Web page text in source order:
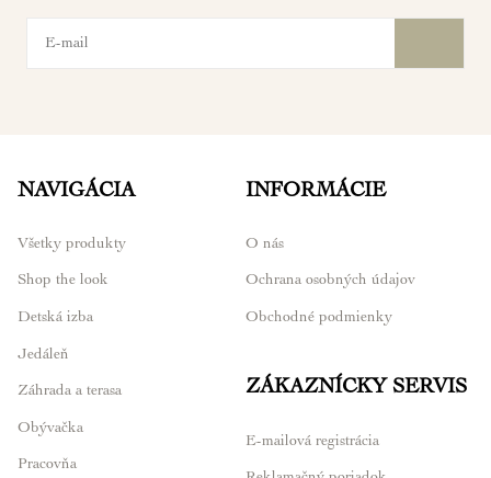
NAVIGÁCIA
Všetky produkty
Shop the look
Detská izba
Jedáleň
Záhrada a terasa
Obývačka
Pracovňa
INFORMÁCIE
O nás
Ochrana osobných údajov
Obchodné podmienky
ZÁKAZNÍCKY SERVIS
E-mailová registrácia